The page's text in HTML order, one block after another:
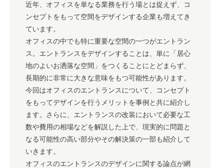
近年、オフィスを単なる業務を行う場とは捉えず、コ
ンセプトをもって空間をデザインする企業も増えてき
ています。
オフィスの中でも特に重要な空間の一つがエントラン
ス。エントランスをデザインすることは、単に「居心
地のよいお洒落な空間」をつくることにとどまらず、
長期的に非常に大きな意味をもつ可能性があります。
今回はオフィスのエントランスについて、コンセプト
をもってデザインを行うメリットを事例と共に紹介し
ます。さらに、エントランスの改装において必要な工
数や費用の相場などを解説した上で、現実的に問題と
なる可能性の高い部分やその解決策の一部も紹介して
いきます。
オフィスのエントランスのデザインに関する論点が網